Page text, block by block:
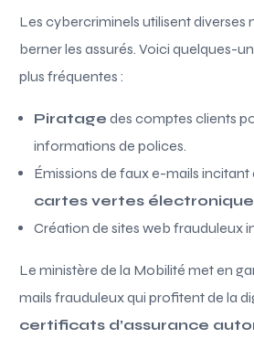
Les cybercriminels utilisent diverses
berner les assurés. Voici quelques-
plus fréquentes :
Piratage des comptes clients
informations de polices.
Émissions de faux e-mails incitant
cartes vertes
Création de sites web frauduleux
Le ministère de la Mobilité met en
mails frauduleux qui profitent de la
certificats d’assurance